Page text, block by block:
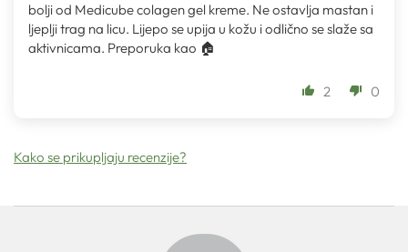
bolji od Medicube colagen gel kreme. Ne ostavlja mastan i
ljeplji trag na licu. Lijepo se upija u kožu i odlično se slaže sa
aktivnicama. Preporuka kao 🏠
2 0
Kako se prikupljaju recenzije?